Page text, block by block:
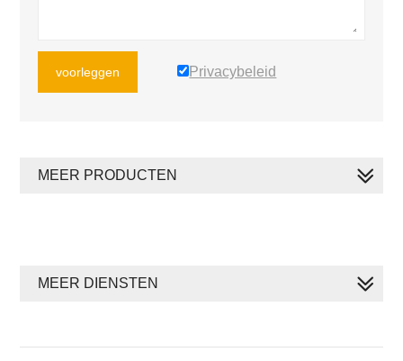
voorleggen Privacybeleid
MEER PRODUCTEN
MEER DIENSTEN